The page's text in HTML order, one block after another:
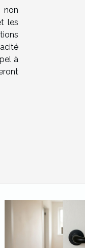
non
les
à